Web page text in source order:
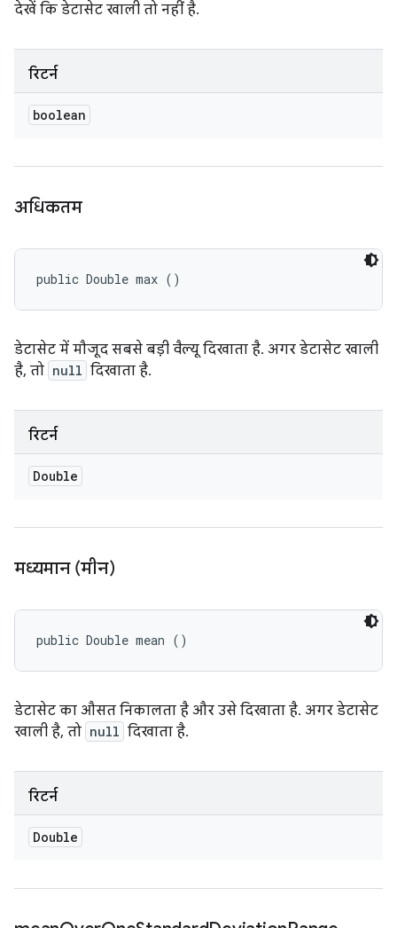
देखें कि डेटासेट खाली तो नहीं है.
रिटर्न
boolean
अधिकतम
public Double max ()
डेटासेट में मौजूद सबसे बड़ी वैल्यू दिखाता है. अगर डेटासेट खाली
है, तो null दिखाता है.
रिटर्न
Double
मध्यमान (मीन)
public Double mean ()
डेटासेट का औसत निकालता है और उसे दिखाता है. अगर डेटासेट
खाली है, तो null दिखाता है.
रिटर्न
Double